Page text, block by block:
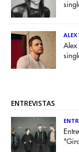
ALEX
Alex
ENTREVISTAS